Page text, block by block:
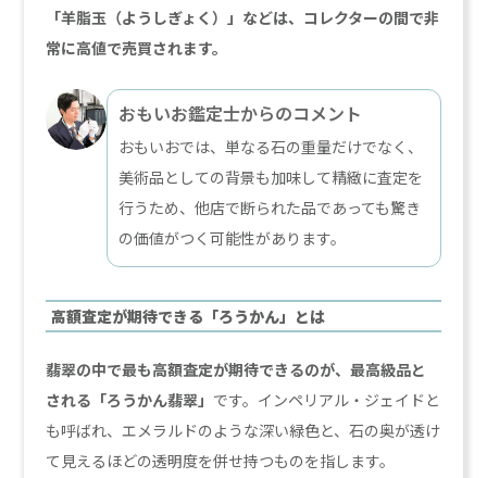
「羊脂玉（ようしぎょく）」などは、コレクターの間で非
常に高値で売買されます。
おもいお鑑定士からのコメント
おもいおでは、単なる石の重量だけでなく、
美術品としての背景も加味して精緻に査定を
行うため、他店で断られた品であっても驚き
の価値がつく可能性があります。
高額査定が期待できる「ろうかん」とは
翡翠の中で最も高額査定が期待できるのが、最高級品と
される「ろうかん翡翠」 です。インペリアル・ジェイドと
も呼ばれ、エメラルドのような深い緑色と、石の奥が透け
て見えるほどの透明度を併せ持つものを指します。